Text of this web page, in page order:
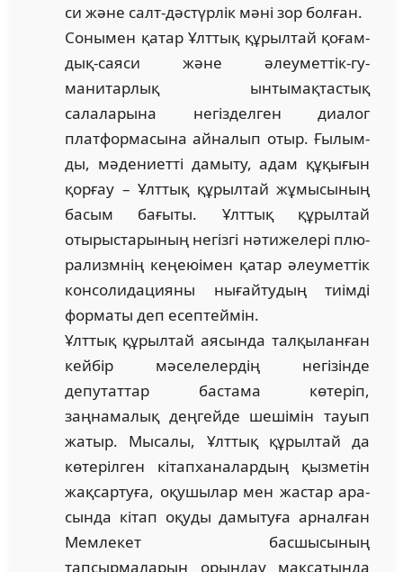
си және салт-дәстүрлік мәні зор болған.
Сонымен қатар Ұлттық құрылтай қо­­­ғам­
дық-саяси және әлеуметтік-гу­
манитарлық ын­­тымақтастық
салаларына не­гізделген диалог
платформасына айна­лып отыр. Ғы­лым­
ды, мәдениетті дамыту, адам құқығын
қорғау – Ұлттық құрылтай жұ­мысының
басым ба­ғыты. Ұлттық құрыл­тай
отырыстарының негізгі нәтижелері плю­
рализмнің кеңеюімен қатар әлеуметтік
кон­солидацияны нығайтудың тиімді
фор­маты деп есептеймін.
Ұлттық құрылтай аясында талқыланған
кей­бір мәселелердің негізінде
депутаттар бас­тама көтеріп,
заңнамалық деңгейде ше­шімін тауып
жатыр. Мысалы, Ұлттық құрыл­тай да
көтерілген кітапханалардың қыз­метін
жақсартуға, оқушылар мен жас­тар ара­
сын­да кітап оқуды дамытуға ар­нал­ған
Мемлекет басшысының
тапсырмаларын орын­дау мақсатында